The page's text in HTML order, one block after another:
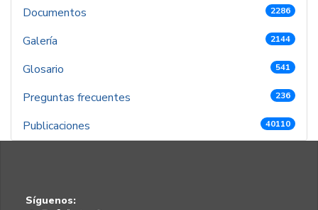
Documentos 2286
Galería 2144
Glosario 541
Preguntas frecuentes 236
Publicaciones 40110
Síguenos: